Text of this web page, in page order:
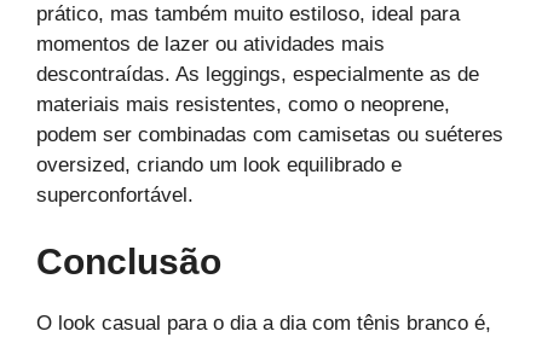
prático, mas também muito estiloso, ideal para
momentos de lazer ou atividades mais
descontraídas. As leggings, especialmente as de
materiais mais resistentes, como o neoprene,
podem ser combinadas com camisetas ou suéteres
oversized, criando um look equilibrado e
superconfortável.
Conclusão
O look casual para o dia a dia com tênis branco é,